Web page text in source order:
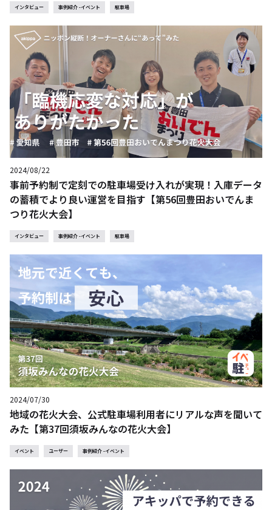
インタビュー 事例紹介 -イベント 駐車場
2024/08/22
事前予約制で定刻での駐車場受け入れが実現！入庫データ
の蓄積でより良い運営を目指す【第56回豊田おいでんま
つり花火大会】
インタビュー 事例紹介 -イベント 駐車場
2024/07/30
地域の花火大会、公式駐車場利用者にリアルな声を聞いて
みた【第37回須坂みんなの花火大会】
イベント ユーザー 事例紹介 -イベント